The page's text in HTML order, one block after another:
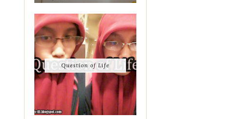
Question of Life